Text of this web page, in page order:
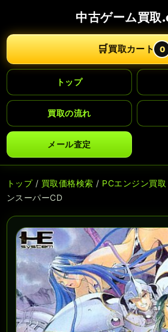
中古ゲーム買取
🛒買取カート 0
トップ
買取の流れ
メール査定
トップ/ 買取価格検索 / PCエンジン買取
ンスーパーCD